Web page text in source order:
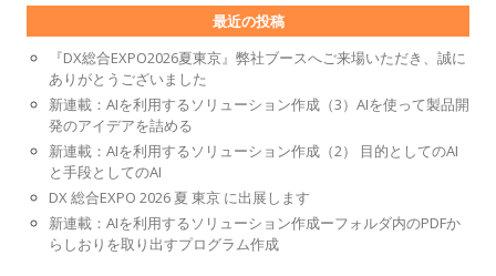
最近の投稿
『DX総合EXPO2026夏東京』弊社ブースへご来場いただき、誠に
ありがとうございました
新連載：AIを利用するソリューション作成（3）AIを使って製品開
発のアイデアを詰める
新連載：AIを利用するソリューション作成（2） 目的としてのAI
と手段としてのAI
DX 総合EXPO 2026 夏 東京 に出展します
新連載：AIを利用するソリューション作成ーフォルダ内のPDFか
らしおりを取り出すプログラム作成